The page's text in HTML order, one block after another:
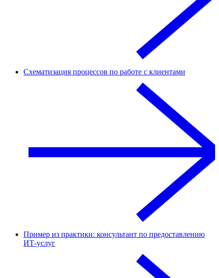
Схематизация процессов по работе с клиентами
Пример из практики: консультант по предоставлению
ИТ-услуг